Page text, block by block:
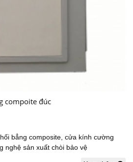
compoite đúc
bẳng composite, cửa kính cường
nghệ sản xuất chòi bảo vệ